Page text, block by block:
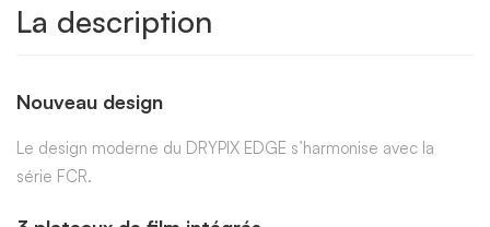
La description
Nouveau design
Le design moderne du DRYPIX EDGE s’harmonise avec la
série FCR.